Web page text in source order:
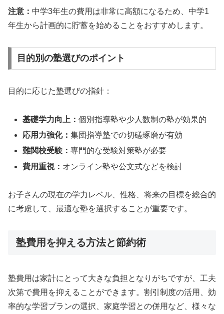
注意： 中学3年生の費用は非常に高額になるため、中学1
年生から計画的に貯蓄を始めることをおすすめします。
目的別の塾選びのポイント
目的に応じた塾選びの指針：
基礎学力向上：個別指導塾や少人数制の塾が効果的
応用力強化：集団指導塾での切磋琢磨が有効
難関校受験：専門的な受験対策塾が必要
費用重視： オンライン塾や公文式などを検討
お子さんの現在の学力レベル、性格、将来の目標を総合的
に考慮して、最適な塾を選択することが重要です。
塾費用を抑える方法と節約術
塾費用は家計にとって大きな負担となりがちですが、工夫
次第で費用を抑えることができます。割引制度の活用、効
率的な学習プランの選択、家庭学習との併用など、様々な